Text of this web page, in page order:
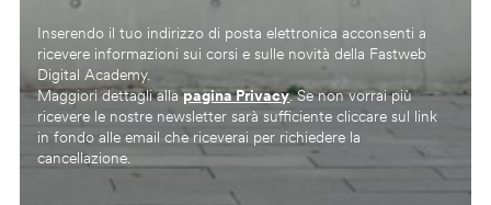
Inserendo il tuo indirizzo di posta elettronica acconsenti a
ricevere informazioni sui corsi e sulle novità della Fastweb
Digital Academy.
Maggiori dettagli allapagina Privacy. Se non vorrai più
ricevere le nostre newsletter sarà sufficiente cliccare sul link
in fondo alle email che riceverai per richiedere la
cancellazione.